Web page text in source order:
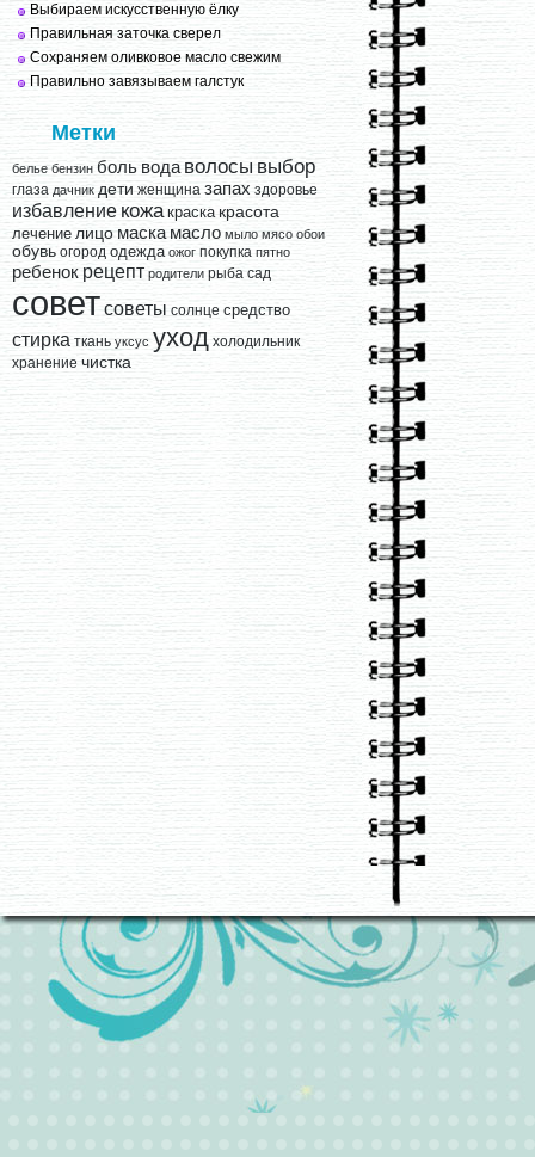
Выбираем искусственную ёлку
Правильная заточка сверел
Сохраняем оливковое масло свежим
Правильно завязываем галстук
Метки
белье бензин боль вода волосы выбор
глаза дачник дети женщина запах здоровье
избавление кожа краска красота
лечение лицо маска масло мыло мясо обои
обувь огород одежда ожог покупка пятно
ребенок рецепт родители рыба сад
советсоветы солнце средство
стирка ткань уксус уход холодильник
хранение чистка